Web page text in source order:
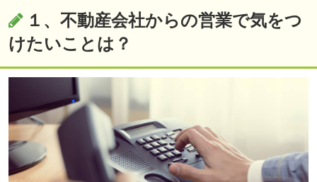
１、不動産会社からの営業で気をつ
けたいことは？